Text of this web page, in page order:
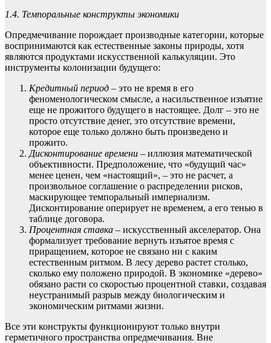
1.4. Темпоральные конструкты экономики
Опредмечивание порождает производные категории, которые
воспринимаются как естественные законы природы, хотя
являются продуктами искусственной калькуляции. Это
инструменты колонизации будущего:
Кредитный период – это не время в его
феноменологическом смысле, а насильственное изъятие
еще не прожитого будущего в настоящее. Долг – это не
просто отсутствие денег, это отсутствие времени,
которое еще только должно быть произведено и
прожито.
Дисконтирование времени – иллюзия математической
объективности. Предположение, что «будущий час»
менее ценен, чем «настоящий», – это не расчет, а
произвольное соглашение о распределении рисков,
маскирующее темпоральный империализм.
Дисконтирование оперирует не временем, а его тенью в
таблице договора.
Процентная ставка – искусственный акселератор. Она
формализует требование вернуть изъятое время с
приращением, которое не связано ни с каким
естественным ритмом. В лесу дерево растет столько,
сколько ему положено природой. В экономике «дерево»
обязано расти со скоростью процентной ставки, создавая
неустранимый разрыв между биологическим и
экономическим ритмами жизни.
Все эти конструкты функционируют только внутри
герметичного пространства опредмечивания. Вне